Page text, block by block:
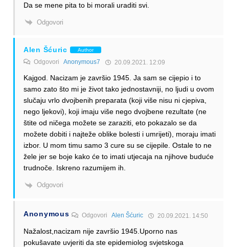
Da se mene pita to bi morali uraditi svi.
Odgovori
Alen Šćuric Author
Odgovori Anonymous7 20.09.2021. 12:09
Kajgod. Nacizam je završio 1945. Ja sam se cijepio i to
samo zato što mi je život tako jednostavniji, no ljudi u ovom
slučaju vrlo dvojbenih preparata (koji više nisu ni cjepiva,
nego ljekovi), koji imaju više nego dvojbene rezultate (ne
štite od ničega možete se zaraziti, eto pokazalo se da
možete dobiti i najteže oblike bolesti i umrijeti), moraju imati
izbor. U mom timu samo 3 cure su se cijepile. Ostale to ne
žele jer se boje kako će to imati utjecaja na njihove buduće
trudnoče. Iskreno razumijem ih.
Odgovori
Anonymous OdgovoriAlen Šćuric 20.09.2021. 14:50
Nažalost,nacizam nije završio 1945.Uporno nas
pokušavate uvjeriti da ste epidemiolog svjetskoga